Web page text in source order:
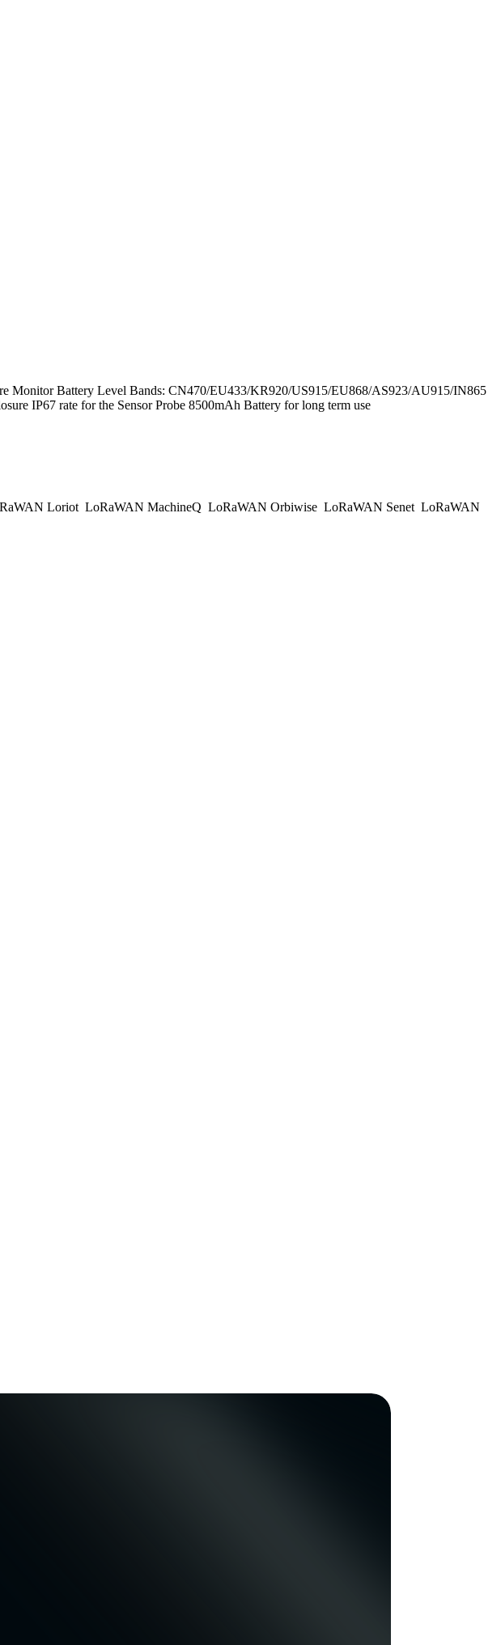
Monitor Battery Level Bands: CN470/EU433/KR920/US915/EU868/AS923/AU915/IN865
IP67 rate for the Sensor Probe 8500mAh Battery for long term use
Loriot LoRaWAN MachineQ LoRaWAN Orbiwise LoRaWAN Senet LoRaWAN